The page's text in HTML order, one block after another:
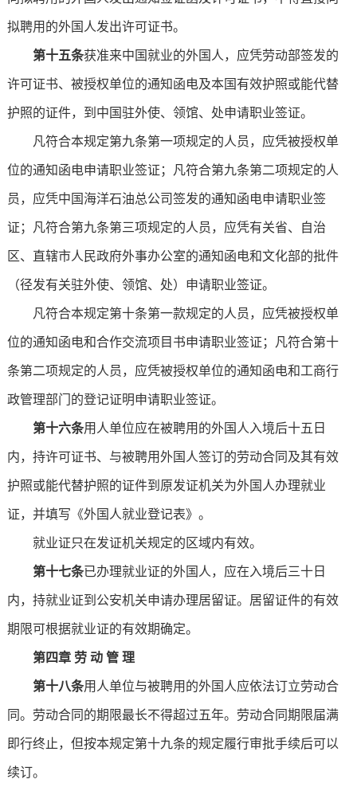
拟聘用的外国人发出许可证书。
第十五条获准来中国就业的外国人，应凭劳动部签发的
许可证书、被授权单位的通知函电及本国有效护照或能代替
护照的证件，到中国驻外使、领馆、处申请职业签证。
凡符合本规定第九条第一项规定的人员，应凭被授权单
位的通知函电申请职业签证；凡符合第九条第二项规定的人
员，应凭中国海洋石油总公司签发的通知函电申请职业签
证；凡符合第九条第三项规定的人员，应凭有关省、自治
区、直辖市人民政府外事办公室的通知函电和文化部的批件
（径发有关驻外使、领馆、处）申请职业签证。
凡符合本规定第十条第一款规定的人员，应凭被授权单
位的通知函电和合作交流项目书申请职业签证；凡符合第十
条第二项规定的人员，应凭被授权单位的通知函电和工商行
政管理部门的登记证明申请职业签证。
第十六条用人单位应在被聘用的外国人入境后十五日
内，持许可证书、与被聘用外国人签订的劳动合同及其有效
护照或能代替护照的证件到原发证机关为外国人办理就业
证，并填写《外国人就业登记表》。
就业证只在发证机关规定的区域内有效。
第十七条已办理就业证的外国人，应在入境后三十日
内，持就业证到公安机关申请办理居留证。居留证件的有效
期限可根据就业证的有效期确定。
第四章 劳 动 管 理
第十八条用人单位与被聘用的外国人应依法订立劳动合
同。劳动合同的期限最长不得超过五年。劳动合同期限届满
即行终止，但按本规定第十九条的规定履行审批手续后可以
续订。